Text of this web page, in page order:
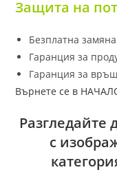
Защита на
Безплатна
Гаранция за
Гаранция за
Върнете се в
Разгледайте
с